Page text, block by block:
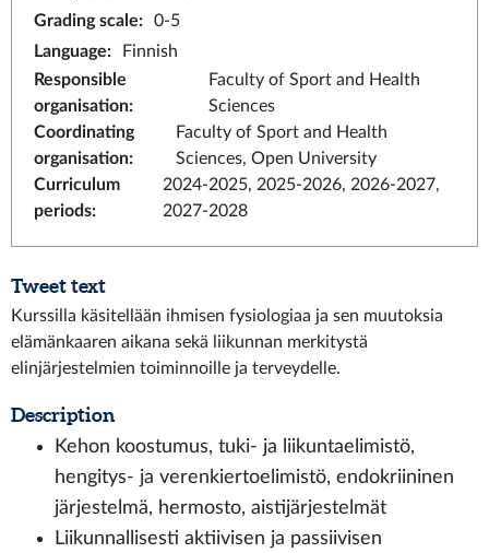
Grading scale:
0-5
Language:
Finnish
Responsible
organisation:
Faculty of Sport and Health
Sciences
Coordinating
organisation:
Faculty of Sport and Health
Sciences, Open University
Curriculum
periods:
2024-2025, 2025-2026, 2026-2027,
2027-2028
Tweet text
Kurssilla käsitellään ihmisen fysiologiaa ja sen muutoksia
elämänkaaren aikana sekä liikunnan merkitystä
elinjärjestelmien toiminnoille ja terveydelle.
Description
Kehon koostumus, tuki- ja liikuntaelimistö,
hengitys- ja verenkiertoelimistö, endokriininen
järjestelmä, hermosto, aistijärjestelmät
Liikunnallisesti aktiivisen ja passiivisen